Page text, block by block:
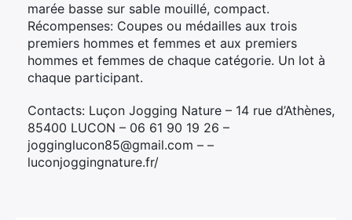
marée basse sur sable mouillé, compact.
Récompenses: Coupes ou médailles aux trois
premiers hommes et femmes et aux premiers
hommes et femmes de chaque catégorie. Un lot à
chaque participant.
Contacts: Luçon Jogging Nature – 14 rue d’Athènes,
85400 LUCON – 06 61 90 19 26 –
jogginglucon85@gmail.com – –
luconjoggingnature.fr/